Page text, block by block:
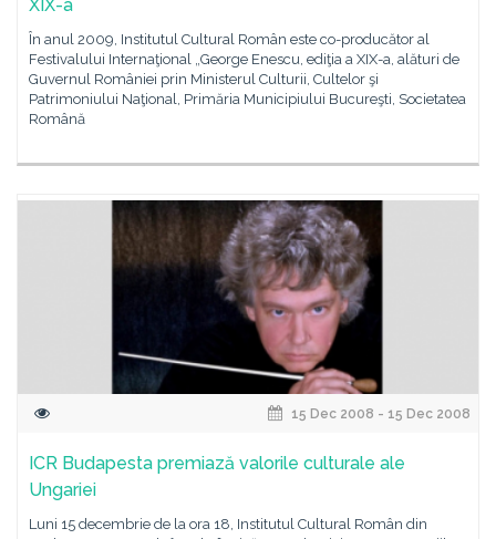
XIX-a
În anul 2009, Institutul Cultural Român este co-producător al
Festivalului Internaţional „George Enescu, ediţia a XIX-a, alături de
Guvernul României prin Ministerul Culturii, Cultelor şi
Patrimoniului Naţional, Primăria Municipiului Bucureşti, Societatea
Română
15 Dec 2008 - 15 Dec 2008
ICR Budapesta premiază valorile culturale ale
Ungariei
Luni 15 decembrie de la ora 18, Institutul Cultural Român din